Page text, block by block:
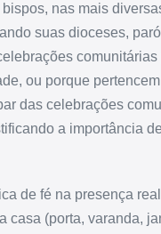
nas mais
suas dioceses,
ou porque
das celebrações
a importância
de fé na presença
casa (porta, varanda,